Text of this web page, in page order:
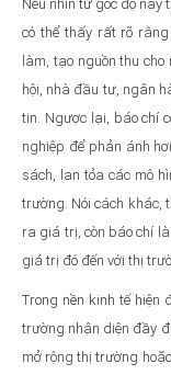
Nếu nhìn từ góc độ này
có thể thấy rất rõ
làm, tạo nguồn thu
hội, nhà đầu tư, ngân
tin. Ngược lại, báo chí
nghiệp để phản ánh
sách, lan tỏa các mô
trường. Nói cách khác,
ra giá trị, còn báo chí
giá trị đó đến với thị
Trong nền kinh tế hiện
trường nhận diện đầy
mở rộng thị trường